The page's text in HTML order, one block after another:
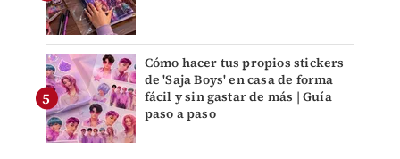
Cómo hacer tus propios stickers
de 'Saja Boys' en casa de forma
fácil y sin gastar de más | Guía
paso a paso